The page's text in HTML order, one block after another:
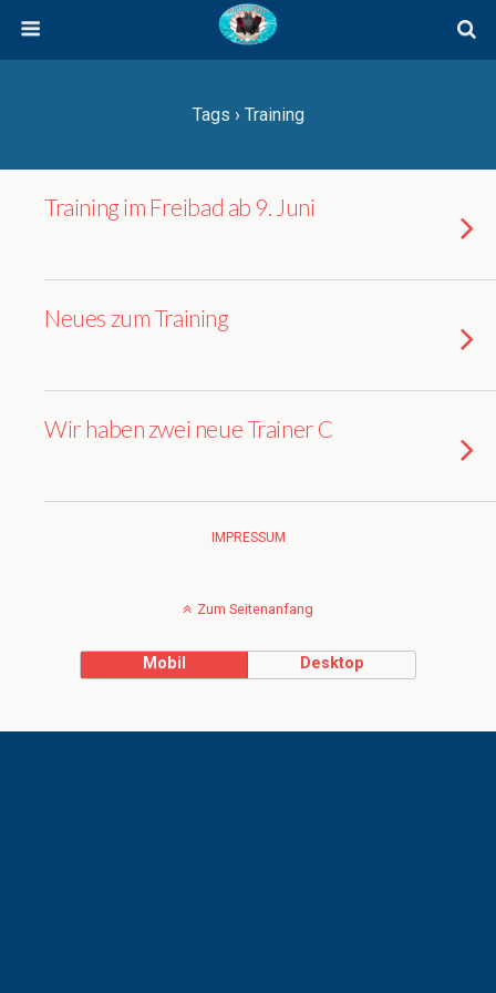
Tags › Training
Training im Freibad ab 9. Juni
Neues zum Training
Wir haben zwei neue Trainer C
IMPRESSUM
Zum Seitenanfang
Mobil Desktop